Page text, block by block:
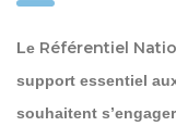
Le Référentiel
support essentiel
souhaitent